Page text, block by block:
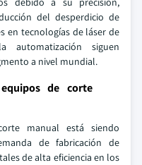
del desperdicio de
en tecnologías de láser de
siguen
a nivel mundial.
de corte
manual está siendo
de fabricación de
de alta eficiencia en los